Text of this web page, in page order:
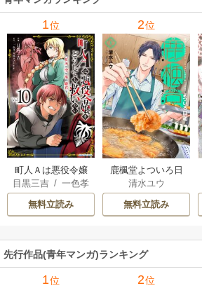
1位
町人Ａは悪役令嬢
をどうしても救い
たい ～どぶと空
と氷の姫君～
目黒三吉 /一色孝
太郎/ Parum
無料立読み
2位
鹿楓堂よついろ日
和
清水ユウ
無料立読み
先行作品(青年マンガ)ランキング
1位 2位